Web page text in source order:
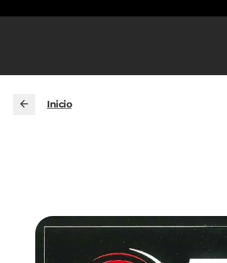
Inicio